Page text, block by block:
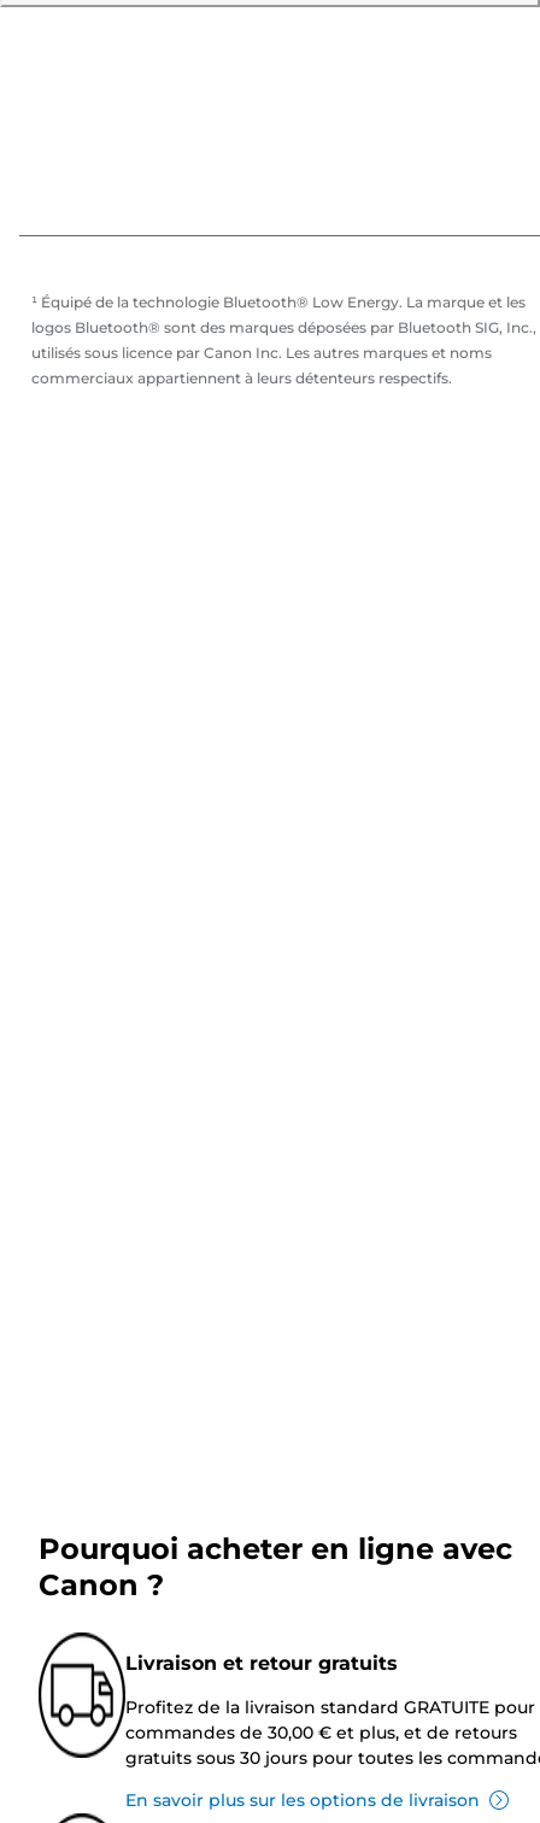
¹ Équipé de la technologie Bluetooth® Low Energy. La marque et les
logos Bluetooth® sont des marques déposées par Bluetooth SIG, Inc.,
utilisés sous licence par Canon Inc. Les autres marques et noms
commerciaux appartiennent à leurs détenteurs respectifs.
Pourquoi acheter en ligne avec
Canon ?
Livraison et retour gratuits
Profitez de la livraison standard GRATUITE pour
commandes de 30,00 € et plus, et de retours
gratuits sous 30 jours pour toutes les
En savoir plus sur les options de livraison